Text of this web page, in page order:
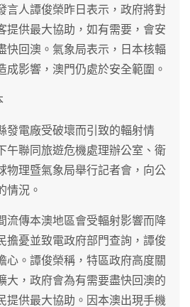
言人譚俊榮昨日表示，政府將對
提供最大協助，如有需要，會安
快回澳。氣象局表示，日本核輻
成影響，澳門仍處於安全範圍。
發電廠受破壞而引致的輻射情
午聯同旅遊危機處理辦公室、衛
物理暨氣象局舉行記者會，向公
情況。
流傳本澳地區會受輻射影響而降
擔憂並致電政府部門查詢，譚俊
心。譚俊榮稱，特區政府高度關
大，政府會為有需要盡快回澳的
提供最大協助。因本澳出現手機